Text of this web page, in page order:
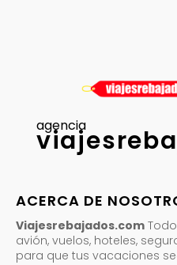
agencia
ACERCA DE
Viajesrebajados.com
avión, vuelos, hoteles,
para que tus vacaciones